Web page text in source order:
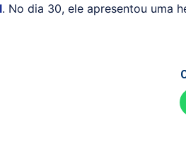
. No dia 30, ele apresentou uma